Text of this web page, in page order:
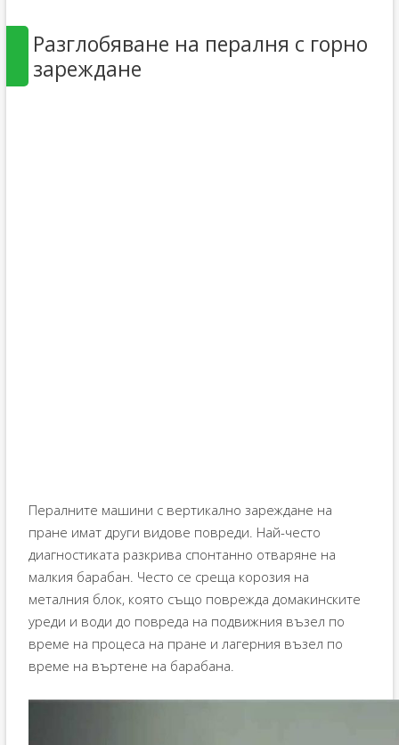
Разглобяване на пералня с горно
зареждане
Пералните машини с вертикално зареждане на
пране имат други видове повреди. Най-често
диагностиката разкрива спонтанно отваряне на
малкия барабан. Често се среща корозия на
металния блок, която също поврежда домакинските
уреди и води до повреда на подвижния възел по
време на процеса на пране и лагерния възел по
време на въртене на барабана.